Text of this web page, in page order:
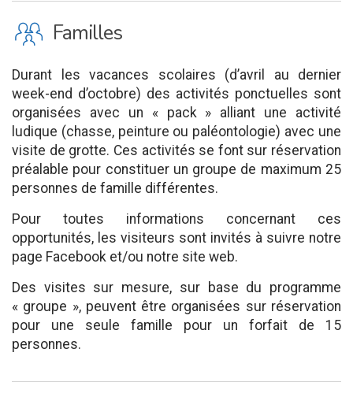
K Familles
Durant les vacances scolaires (d’avril au dernier
week-end d’octobre) des activités ponctuelles sont
organisées avec un « pack » alliant une activité
ludique (chasse, peinture ou paléontologie) avec une
visite de grotte. Ces activités se font sur réservation
préalable pour constituer un groupe de maximum 25
personnes de famille différentes.
Pour toutes informations concernant ces
opportunités, les visiteurs sont invités à suivre notre
page Facebook et/ou notre site web.
Des visites sur mesure, sur base du programme
« groupe », peuvent être organisées sur réservation
pour une seule famille pour un forfait de 15
personnes.